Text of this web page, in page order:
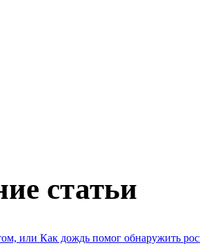
статьи
или Как дождь помог обнаружить